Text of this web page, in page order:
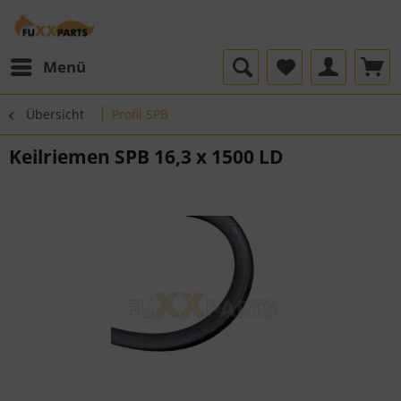
Menü
Übersicht Profil SPB
Keilriemen SPB 16,3 x 1500 LD